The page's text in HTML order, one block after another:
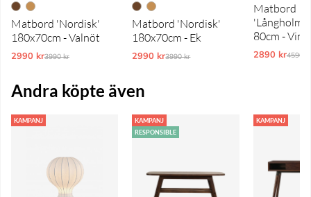
Matbord 'Nordisk'
180x70cm - Valnöt
2990 krOrdinarie pris:
3990 kr
Matbord 'Nordisk'
180x70cm - Ek
2990 krOrdinarie pris:
3990 kr
Matbord
80cm -
2890 kr4590 kr
Andra köpte även
KAMPANJ
KAMPANJ
RESPONSIBLE
KAMPANJ